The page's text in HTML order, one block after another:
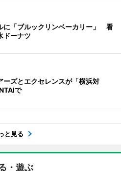
に「ブルックリンベーカリー」 看
ドーナツ
ーズとエクセレンスが「横浜対
で
と見る
・遊ぶ